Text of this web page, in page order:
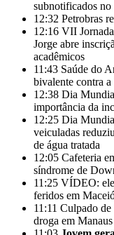
subnotificados no
12:32 Petrobras
12:16 VII
Jorge abre
acadêmicos
11:43 Saúde do
bivalente contra
12:38 Dia
importância da
12:25 Dia
veiculadas
de água tratada
12:05 Cafeteria
síndrome de
11:25 VÍDEO:
feridos em
11:11 Culpado de
droga em Manaus